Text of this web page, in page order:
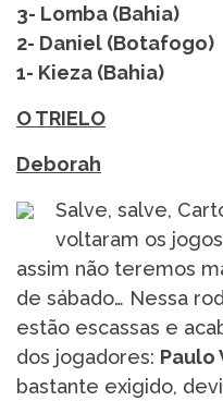
3- Lomba (Bahia)
2- Daniel (Botafogo)
1- Kieza (Bahia)
O TRIELO
Deborah
Salve, salve,
voltaram os
assim não teremos
de sábado… Nessa
estão escassas e
dos jogadores: Paulo
bastante exigido,